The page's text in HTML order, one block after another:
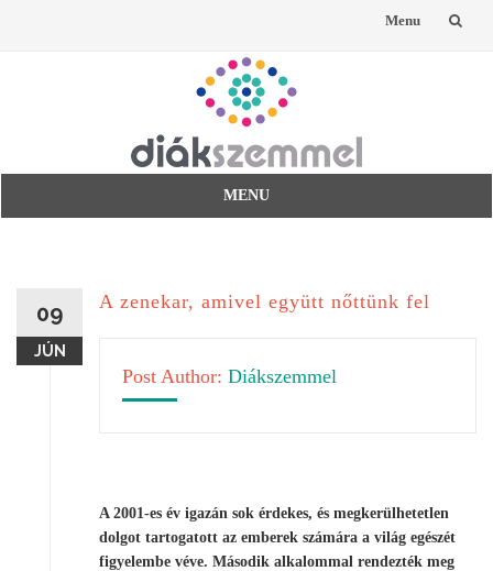
Menu
MENU
09
JÚN
A zenekar, amivel együtt nőttünk fel
Post Author: Diákszemmel
A 2001-es év igazán sok érdekes, és megkerülhetetlen
dolgot tartogatott az emberek számára a világ egészét
figyelembe véve. Második alkalommal rendezték meg